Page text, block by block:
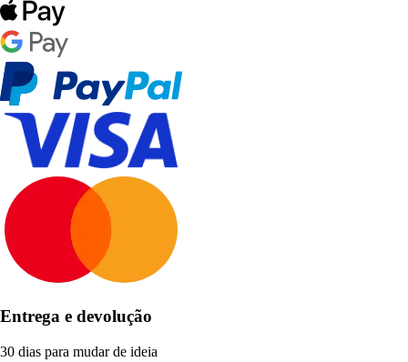
Entrega e devolução
30 dias para mudar de ideia